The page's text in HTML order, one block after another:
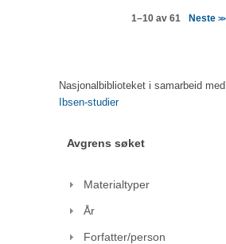
1–10 av 61 Neste>>
Nasjonalbiblioteket i samarbeid med
Ibsen-studier
Avgrens søket
Materialtyper
År
Forfatter/person